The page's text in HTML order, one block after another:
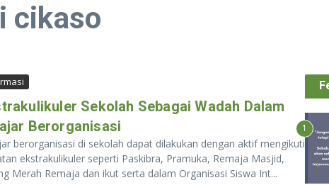
cikaso
Sekolah Sebagai Wadah Dalam
Berorganisasi
berorganisasi di sekolah dapat dilakukan dengan aktif mengikuti
ekstrakulikuler seperti Paskibra, Pramuka, Remaja Masjid,
Merah Remaja dan ikut serta dalam Organisasi Siswa Int...
1